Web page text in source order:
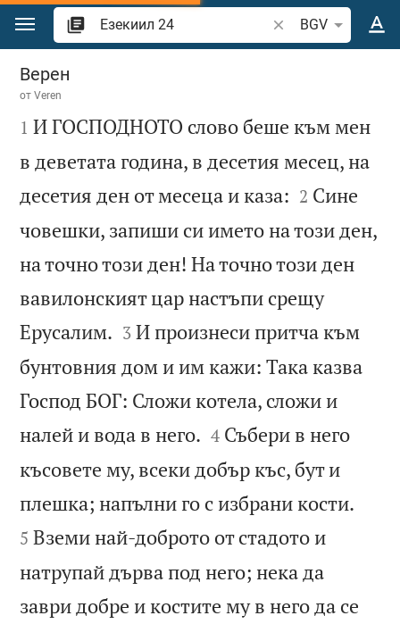
Преминете към съдържанието
Търсете стих или
BGV
Езекиил 24
Верен
отVeren

1 И ГОСПОДНОТО слово беше към мен
в деветата година, в десетия месец, на
десетия ден от месеца и каза: 

2 Сине
човешки, запиши си името на този ден,
на точно този ден! На точно този ден
вавилонският цар настъпи срещу
Ерусалим. 

3 И произнеси притча към
бунтовния дом и им кажи: Така казва
Господ БОГ: Сложи котела, сложи и
налей и вода в него. 

4 Събери в него
късовете му, всеки добър къс, бут и
плешка; напълни го с избрани кости.
5 Вземи най-доброто от стадото и
натрупай дърва под него; нека да
заври добре и костите му в него да се